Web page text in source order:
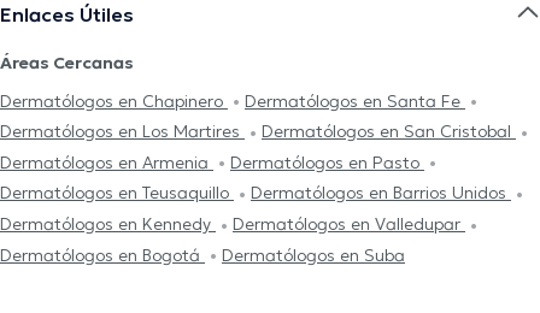
Enlaces Útiles
Áreas Cercanas
Dermatólogos en Chapinero
Dermatólogos en Santa Fe
Dermatólogos en Los Martires
Dermatólogos en San Cristobal
Dermatólogos en Armenia
Dermatólogos en Pasto
Dermatólogos en Teusaquillo
Dermatólogos en Barrios Unidos
Dermatólogos en Kennedy
Dermatólogos en Valledupar
Dermatólogos en Bogotá
Dermatólogos en Suba